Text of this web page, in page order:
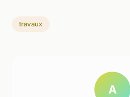
travaux
A